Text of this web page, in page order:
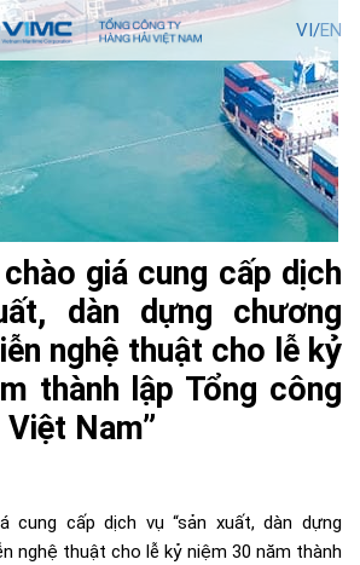
VI/EN
giá cung cấp dịch
dàn dựng chương
nghệ thuật cho lễ kỷ
thành lập Tổng công
Nam”
cung cấp dịch vụ “sản xuất, dàn dựng
nghệ thuật cho lễ kỷ niệm 30 năm thành